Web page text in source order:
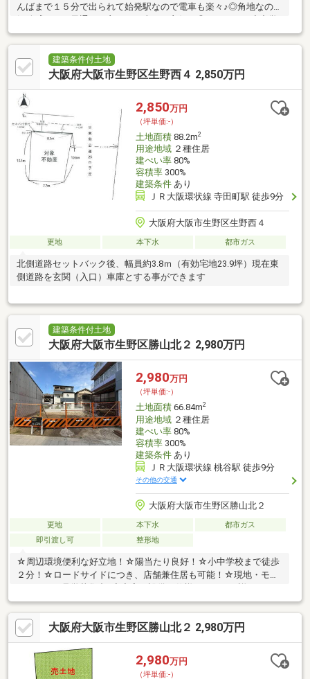
んばまで１５分で出られて始発駅なので電車も楽々♪◎角地なので
校も近くて生活環境の整ったファミリーにおすすめの物件です！
現地見学会、毎日開催中！当日のご見学も大歓迎！ぜひお気軽に
お問い合わせください♪住宅ローンなど経験豊富な担当スタッフが
丁寧に対応いたします。LIXIL不動産ショップ 葵TEL 0120-952-
建築条件付土地
大阪府大阪市生野区生野西４ 2,850万円
2,850万円
（坪単価:-）
土地面積88.2m2
用途地域２種住居
建ぺい率80%
容積率300%
建築条件あり
ＪＲ大阪環状線 寺田町駅 徒歩9分
大阪府大阪市生野区生野西４
更地 本下水 都市ガス
北側道路セットバック後、幅員約3.8ｍ（有効宅地23.9坪）現在東
側道路を玄関（入口）車庫とする事ができます
建築条件付土地
大阪府大阪市生野区勝山北２ 2,980万円
2,980万円
（坪単価:-）
土地面積66.84m2
用途地域２種住居
建ぺい率80%
容積率300%
建築条件あり
ＪＲ大阪環状線 桃谷駅 徒歩9分
その他の交通
大阪府大阪市生野区勝山北２
更地 本下水
都市ガス
即引渡し可
整形地
☆周辺環境便利な好立地！☆陽当たり良好！☆小中学校まで徒歩
２分！☆ロードサイドにつき、店舗兼住居も可能！☆現地・モデ
ルハウスご見学募集中♪◇充実の設備、仕様について、詳しくは
資料をご用意してご紹介致します♪◇お客様のご希望を実現する
自由設計住宅♪《周辺環境》●東桃谷小学校：徒歩２分●桃谷中学
校：徒歩２分●サンディ 桃谷店：徒歩５分●業務スーパー 桃谷
店：徒歩６分■自己資金０円からでも購入OK！■「他社でローン断
られた…」、「勤続年数短い…」などもご相談ください！！■住宅
ローン・ファイナンシャルプランナー相談会実施中！
大阪府大阪市生野区勝山北２ 2,980万円
2,980万円
（坪単価:-）